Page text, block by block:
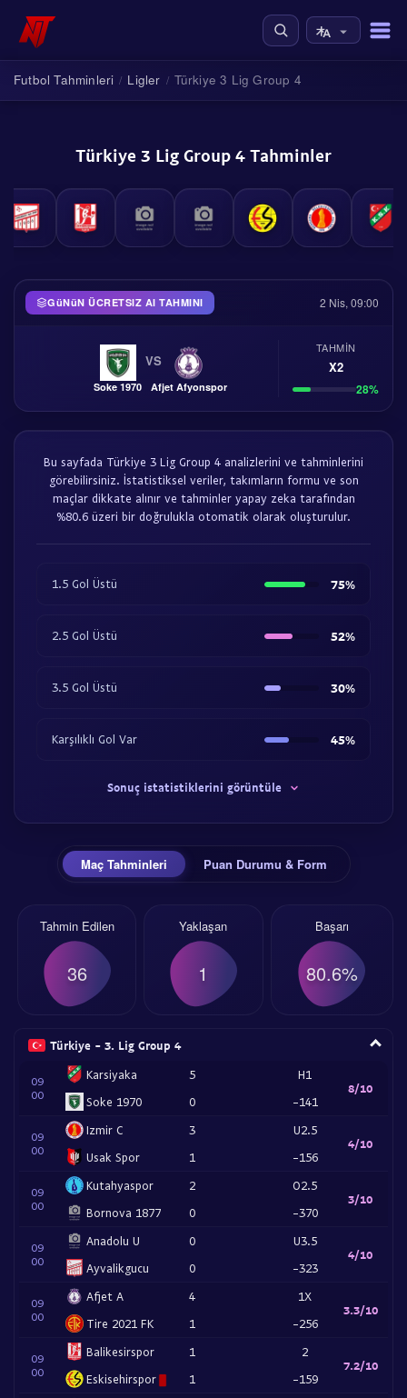
Futbol Tahminleri / Ligler / Türkiye 3 Lig Group 4
Türkiye 3 Lig Group 4 Tahminler
GüNüN ÜCRETSIZ AI TAHMINI 2 Nis, 09:00
Soke 1970
VS
Afjet Afyonspor
TAHMIN
X2
28%
Bu sayfada Türkiye 3 Lig Group 4 analizlerini ve tahminlerini
görebilirsiniz. İstatistiksel veriler, takımların formu ve son
maçlar dikkate alınır ve tahminler yapay zeka tarafından
%80.6 üzeri bir doğrulukla otomatik olarak oluşturulur.
1.5 Gol Üstü 75%
2.5 Gol Üstü 52%
3.5 Gol Üstü 30%
Karşılıklı Gol Var 45%
Sonuç istatistiklerini görüntüle
Maç Tahminleri Puan Durumu & Form
Tahmin Edilen
36
Yaklaşan
1
Başarı
80.6%
Türkiye - 3. Lig Group 4
09
00
Karsiyaka
Soke 1970
5
0
H1
-141
8/10
09
00
Izmir C
Usak Spor
3
1
U2.5
-156
4/10
09
00
Kutahyaspor
Bornova 1877
2
0
O2.5
-370
3/10
09
00
Anadolu U
Ayvalikgucu
0
0
U3.5
-323
4/10
09
00
Afjet A
Tire 2021 FK
4
1
1X
-256
3.3/10
09
00
Balikesirspor
Eskisehirspor
1
1
2
-159
7.2/10